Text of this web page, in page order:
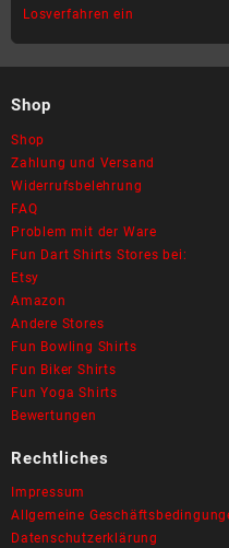
Losverfahren ein
Shop
Shop
Zahlung und Versand
Widerrufsbelehrung
FAQ
Problem mit der Ware
Fun Dart Shirts Stores bei:
Etsy
Amazon
Andere Stores
Fun Bowling Shirts
Fun Biker Shirts
Fun Yoga Shirts
Bewertungen
Rechtliches
Impressum
Allgemeine
Datenschutzerklärung